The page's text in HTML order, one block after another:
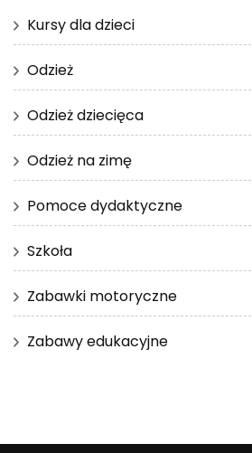
Kursy dla dzieci
Odzież
Odzież dziecięca
Odzież na zimę
Pomoce dydaktyczne
Szkoła
Zabawki motoryczne
Zabawy edukacyjne